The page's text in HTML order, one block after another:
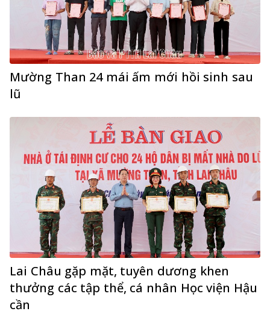
Mường Than 24 mái ấm mới hồi sinh sau
lũ
Lai Châu gặp mặt, tuyên dương khen
thưởng các tập thể, cá nhân Học viện Hậu
cần